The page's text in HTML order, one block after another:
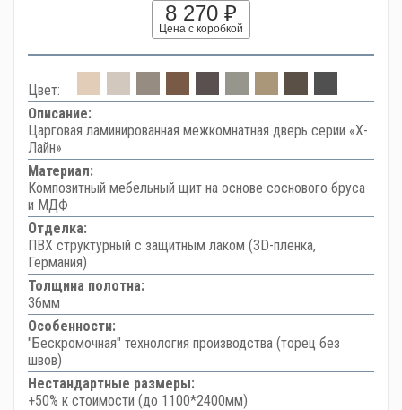
8 270 ₽
Цена с коробкой
Цвет:
Описание:
Царговая ламинированная межкомнатная дверь серии «Х-
Лайн»
Материал:
Композитный мебельный щит на основе соснового бруса
и МДФ
Отделка:
ПВХ структурный с защитным лаком (3D-пленка,
Германия)
Толщина полотна:
36мм
Особенности:
"Бескромочная" технология производства (торец без
швов)
Нестандартные размеры:
+50% к стоимости (до 1100*2400мм)